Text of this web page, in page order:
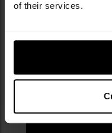
of their services.